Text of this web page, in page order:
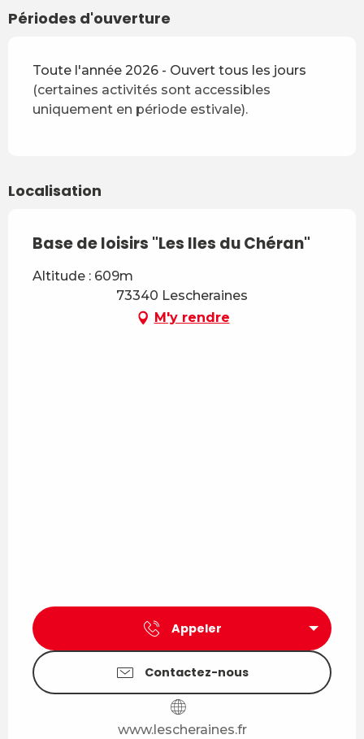
Périodes d'ouverture
Toute l'année 2026 - Ouvert tous les jours
(certaines activités sont accessibles
uniquement en période estivale).
Localisation
Base de loisirs "Les Iles du Chéran"
Altitude : 609m
73340 Lescheraines
M'y rendre
Appeler
Contactez-nous
www.lescheraines.fr